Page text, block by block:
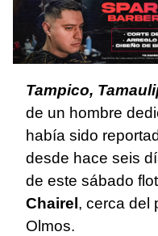
Tampico,
de un hombre
había sido
desde hace seis
de este sábado
Chairel , cerca del
Olmos.